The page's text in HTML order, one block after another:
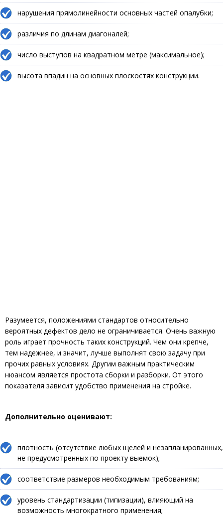
нарушения прямолинейности основных частей опалубки;
различия по длинам диагоналей;
число выступов на квадратном метре (максимальное);
высота впадин на основных плоскостях конструкции.
Разумеется, положениями стандартов относительно
вероятных дефектов дело не ограничивается. Очень важную
роль играет прочность таких конструкций. Чем они крепче,
тем надежнее, и значит, лучше выполнят свою задачу при
прочих равных условиях. Другим важным практическим
нюансом является простота сборки и разборки. От этого
показателя зависит удобство применения на стройке.
Дополнительно оценивают:
плотность (отсутствие любых щелей и незапланированных,
не предусмотренных по проекту выемок);
соответствие размеров необходимым требованиям;
уровень стандартизации (типизации), влияющий на
возможность многократного применения;